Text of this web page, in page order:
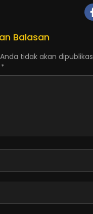
Balasan
tidak akan
*